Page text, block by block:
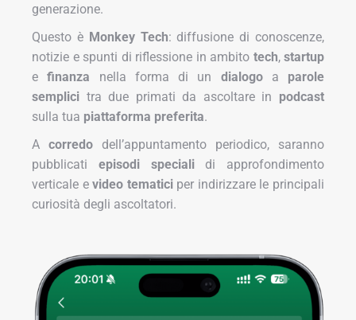
generazione.
Questo è Monkey Tech: diffusione di conoscenze,
notizie e spunti di riflessione in ambito tech, startup
efinanza nella forma di un dialogoa parole
semplici tra due primati da ascoltare in podcast
sulla tua piattaforma preferita.
A corredo dell’appuntamento periodico, saranno
pubblicati episodi specialidi approfondimento
verticale evideo tematiciper indirizzare le principali
curiosità degli ascoltatori.